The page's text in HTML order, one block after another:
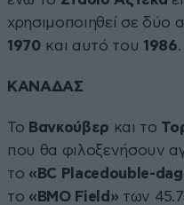
χρησιμοποιηθεί σε δύο
1970 και αυτό του 1986.
ΚΑΝΑΔΑΣ
Το Βανκούβερ και το
που θα φιλοξενήσουν
το «ΒC Placedouble-
το «BMO Field» των